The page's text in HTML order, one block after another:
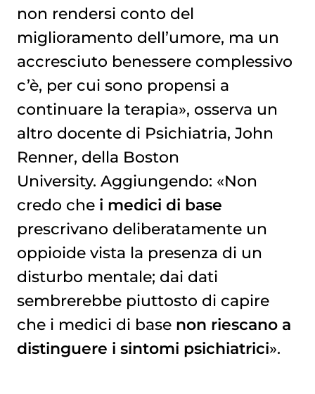
non rendersi conto del
miglioramento dell’umore, ma un
accresciuto benessere complessivo
c’è, per cui sono propensi a
continuare la terapia», osserva un
altro docente di Psichiatria, John
Renner, della Boston
University. Aggiungendo: «Non
credo che i medici di base
prescrivano deliberatamente un
oppioide vista la presenza di un
disturbo mentale; dai dati
sembrerebbe piuttosto di capire
che i medici di base non riescano a
distinguere i sintomi psichiatrici».